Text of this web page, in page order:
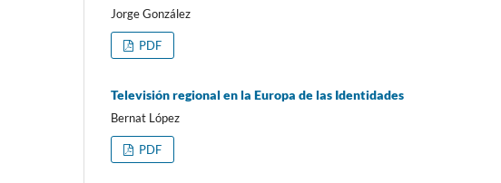
Jorge González
PDF
Televisión regional en la Europa de las Identidades
Bernat López
PDF